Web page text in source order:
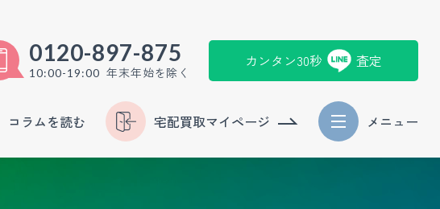
0120-897-875
10:00-19:00 年末年始を除く
カンタン30秒 査定
コラムを読む 宅配買取マイページ メニュー